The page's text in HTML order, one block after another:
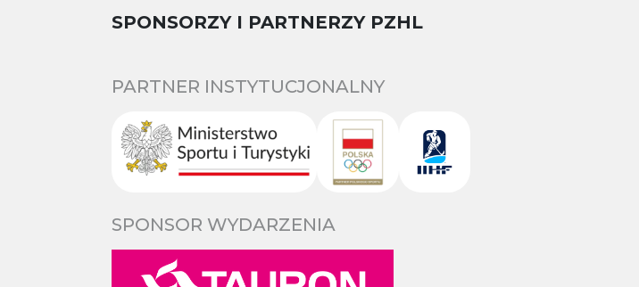
SPONSORZY I PARTNERZY PZHL
PARTNER INSTYTUCJONALNY
SPONSOR WYDARZENIA